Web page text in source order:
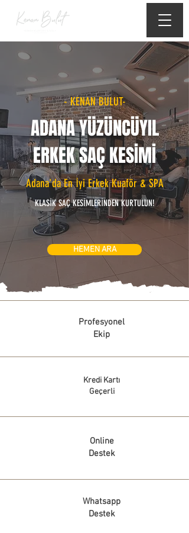
- KENAN BULUT-
ADANA YÜZÜNCÜYIL
ERKEK SAÇ KESİMİ
Adana'da En İyi Erkek Kuaför & SPA
KLASİK SAÇ KESİMLERİNDEN KURTULUN!
HEMEN ARA
Profesyonel
Ekip
Kredi Kartı
Geçerli
Online
Destek
Whatsapp
Destek